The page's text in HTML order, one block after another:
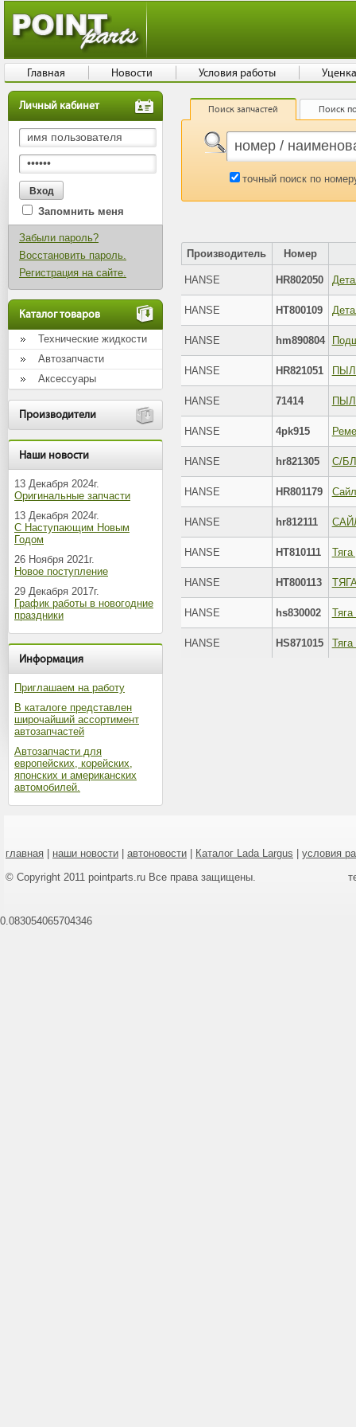
Личный кабинет
Запомнить меня
Забыли пароль?
Восстановить пароль.
Регистрация на сайте.
Каталог товаров
Технические жидкости
Автозапчасти
Аксессуары
Производители
Наши новости
13 Декабря 2024г.
Оригинальные запчасти
13 Декабря 2024г.
С Наступающим Новым
Годом
26 Ноября 2021г.
Новое поступление
29 Декабря 2017г.
График работы в новогодние
праздники
Информация
Приглашаем на работу
В каталоге представлен
широчайший ассортимент
автозапчастей
Автозапчасти для
европейских, корейских,
японских и американских
автомобилей.
Поиск запчастей Поиск
точный поиск по
Производитель Номер
HANSE HR802050
HANSE HT800109
HANSE hm890804
HANSE HR821051
HANSE 71414
HANSE 4pk915
HANSE hr821305
HANSE HR801179
HANSE hr812111
HANSE HT810111
HANSE HT800113
HANSE hs830002
HANSE HS871015
главная наши новости автоновости Каталог Lada Largus
условия
© Copyright 2011 pointparts.ru Все права защищены.
Главная Новости Условия работы
0.083054065704346